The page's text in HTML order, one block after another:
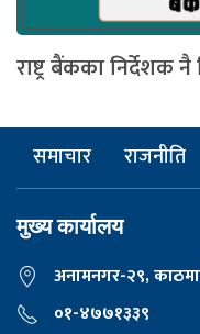
राष्ट्र बैंकका निर्देशक
समाचार राजनीति
मुख्य कार्यालय
अनामनगर-२९,
०१-४७७१३३९